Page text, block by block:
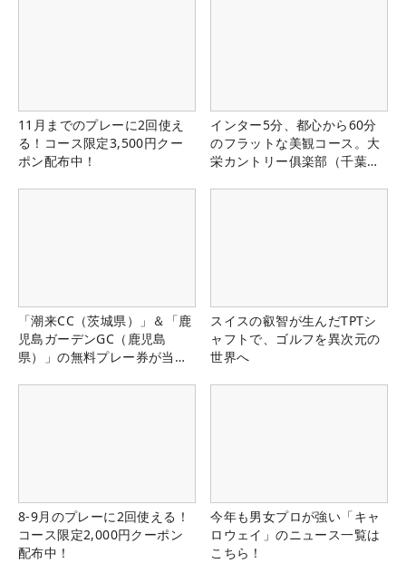
11月までのプレーに2回使え
る！コース限定3,500円クー
ポン配布中！
インター5分、都心から60分
のフラットな美観コース。大
栄カントリー俱楽部（千葉
「潮来CC（茨城県）」＆「鹿
児島ガーデンGC（鹿児島
県）」の無料プレー券が当た
スイスの叡智が生んだTPTシ
ャフトで、ゴルフを異次元の
世界へ
8-9月のプレーに2回使える！
コース限定2,000円クーポン
配布中！
今年も男女プロが強い「キャ
ロウェイ」のニュース一覧は
こちら！